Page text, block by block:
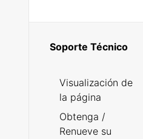
Soporte Técnico
Visualización de
la página
Obtenga /
Renueve su